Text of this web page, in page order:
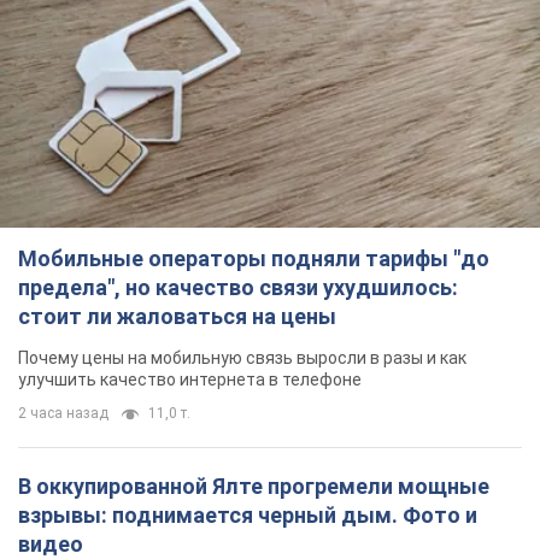
Мобильные операторы подняли тарифы "до
предела", но качество связи ухудшилось:
стоит ли жаловаться на цены
Почему цены на мобильную связь выросли в разы и как
улучшить качество интернета в телефоне
2 часа назад 11,0 т.
В оккупированной Ялте прогремели мощные
взрывы: поднимается черный дым. Фото и
видео